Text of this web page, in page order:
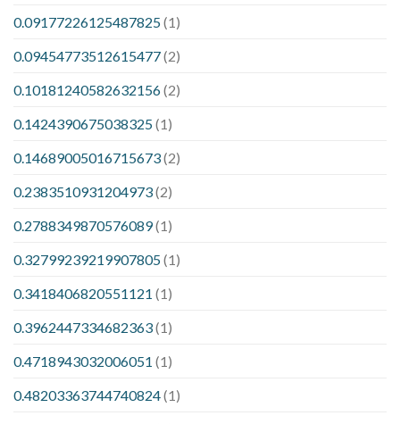
0.09177226125487825(1)
0.09454773512615477(2)
0.10181240582632156(2)
0.1424390675038325(1)
0.14689005016715673(2)
0.2383510931204973(2)
0.2788349870576089(1)
0.32799239219907805(1)
0.3418406820551121 (1)
0.3962447334682363(1)
0.4718943032006051 (1)
0.48203363744740824(1)